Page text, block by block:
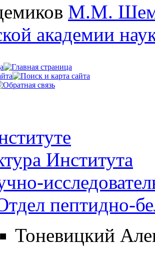
М.М.
академии
Института
пептидно-
Тоневицкий